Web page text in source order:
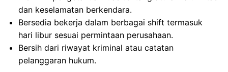
dan keselamatan berkendara.
Bersedia bekerja dalam berbagai shift termasuk
hari libur sesuai permintaan perusahaan.
Bersih dari riwayat kriminal atau catatan
pelanggaran hukum.